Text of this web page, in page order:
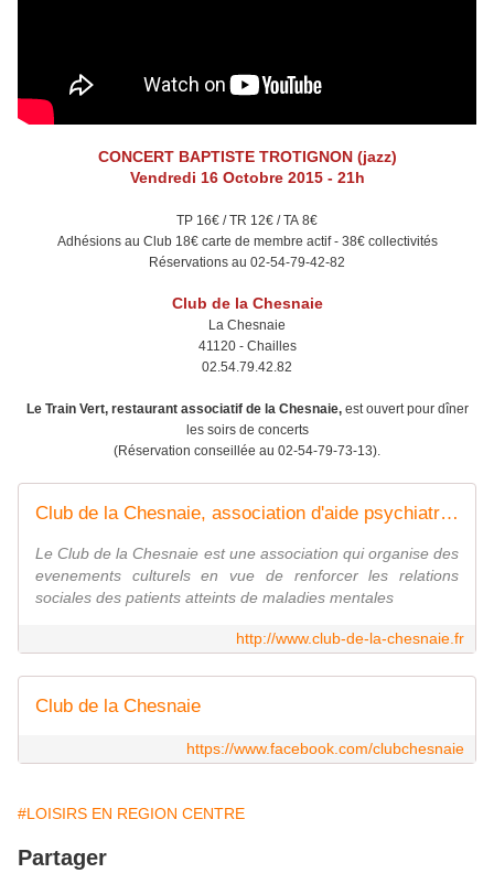
CONCERT BAPTISTE TROTIGNON (jazz)
Vendredi 16 Octobre 2015 - 21h
TP 16€ / TR 12€ / TA 8€
Adhésions au Club 18€ carte de membre actif - 38€ collectivités
Réservations au 02-54-79-42-82
Club de la Chesnaie
La Chesnaie
41120 - Chailles
02.54.79.42.82
Le Train Vert, restaurant associatif de la Chesnaie,est ouvert pour dîner
les soirs de concerts
(Réservation conseillée au 02-54-79-73-13).
Club de la Chesnaie, association d'aide psychiatrique, sociale et culturelle | Club de la Chesnaie
Le Club de la Chesnaie est une association qui organise des
evenements culturels en vue de renforcer les relations
sociales des patients atteints de maladies mentales
http://www.club-de-la-chesnaie.fr
Club de la Chesnaie
https://www.facebook.com/clubchesnaie
#LOISIRS EN REGION CENTRE
Partager